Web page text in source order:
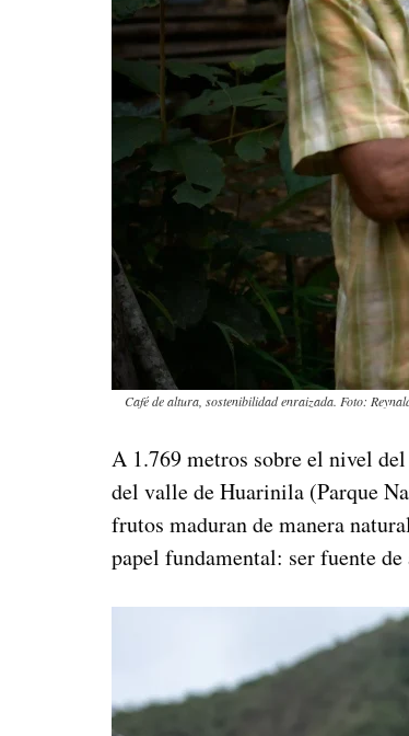
Café de altura, sostenibilidad enraizada. Foto:
A 1.769 metros sobre el nivel
del valle de Huarinila (Parque
frutos maduran de manera
papel fundamental: ser fuente